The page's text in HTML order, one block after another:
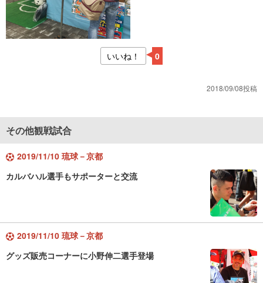
いいね！ 0
2018/09/08投稿
その他観戦試合
2019/11/10 琉球－京都
カルバハル選手もサポーターと交流
2019/11/10 琉球－京都
グッズ販売コーナーに小野伸二選手登場